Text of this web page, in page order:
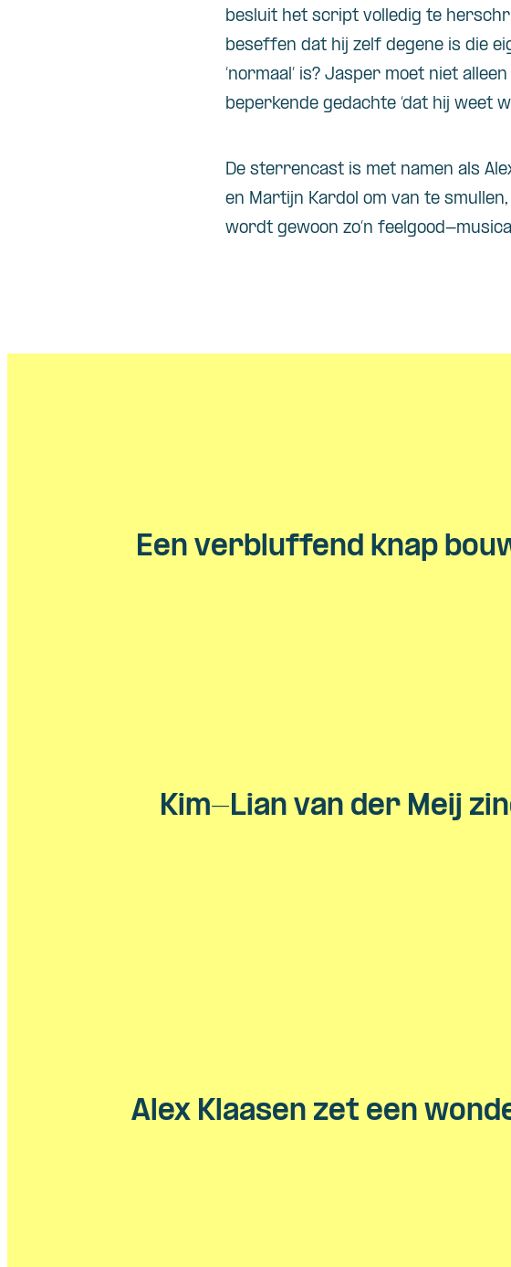
besluit het script volledig te
beseffen dat hij zelf degene is die
‘normaal’ is? Jasper moet niet
beperkende gedachte ‘dat hij weet
De sterrencast is met namen als
en Martijn Kardol om van te
wordt gewoon zo’n feelgood-
Een verbluffend knap
Kim-Lian van der Meij
Alex Klaasen zet een